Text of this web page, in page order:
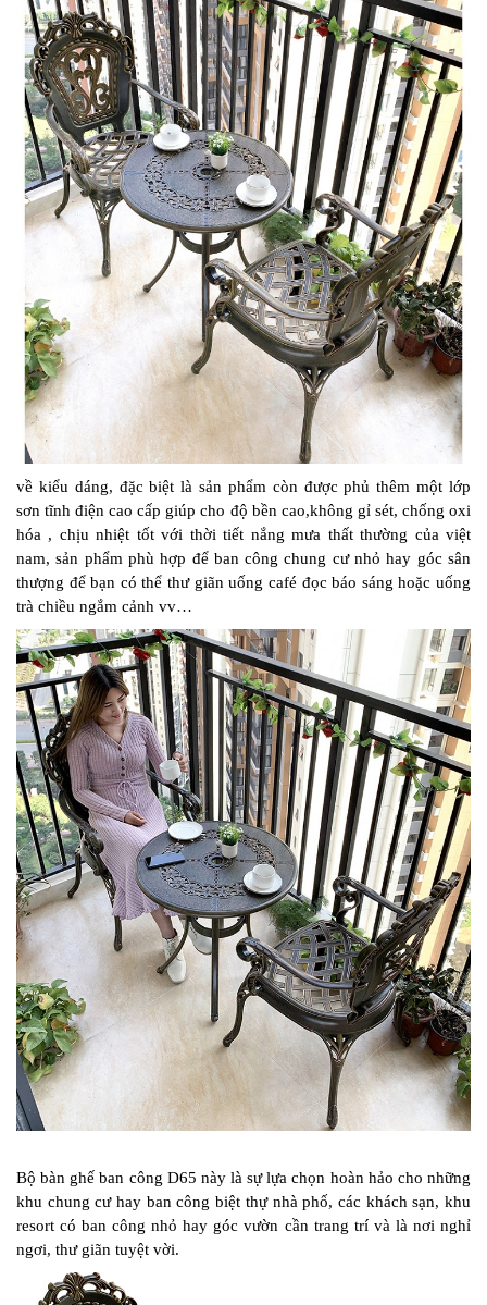
về kiểu dáng, đặc biệt là sản phẩm còn được phủ thêm một lớp
sơn tĩnh điện cao cấp giúp cho độ bền cao,không gỉ sét, chống oxi
hóa , chịu nhiệt tốt với thời tiết nắng mưa thất thường của việt
nam, sản phẩm phù hợp để ban công chung cư nhỏ hay góc sân
thượng để bạn có thể thư giãn uống café đọc báo sáng hoặc uống
trà chiều ngắm cảnh vv…
Bộ bàn ghế ban công D65 này là sự lựa chọn hoàn hảo cho những
khu chung cư hay ban công biệt thự nhà phố, các khách sạn, khu
resort có ban công nhỏ hay góc vườn cần trang trí và là nơi nghỉ
ngơi, thư giãn tuyệt vời.